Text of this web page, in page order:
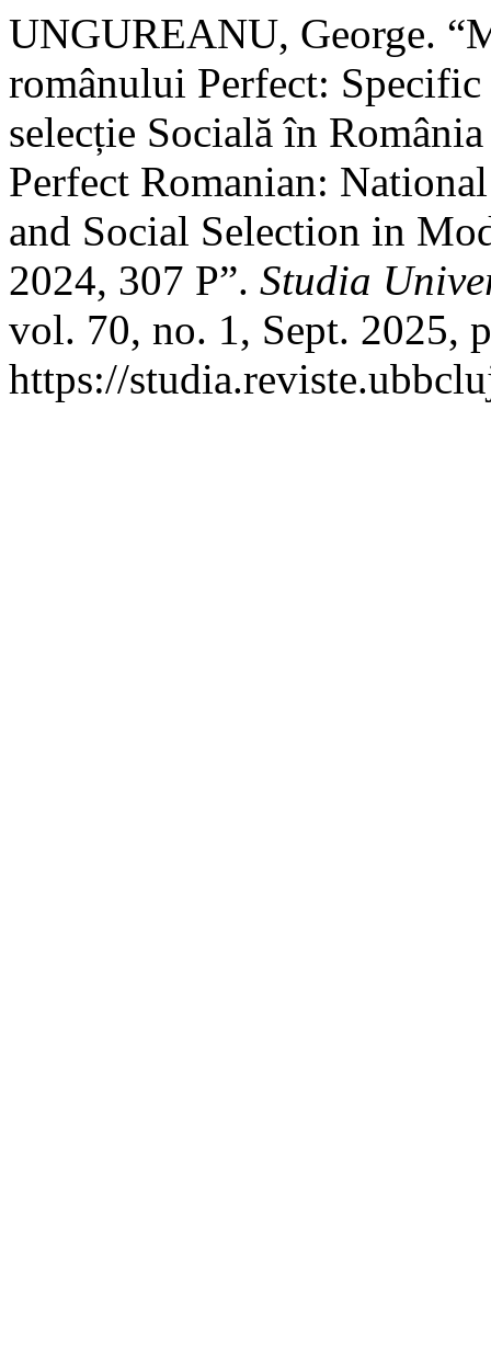
UNGUREANU, George.
românului Perfect:
selecție Socială în
Perfect Romanian:
and Social Selection in
2024, 307 P”. Studia
vol. 70, no. 1, Sept. 2025,
https://